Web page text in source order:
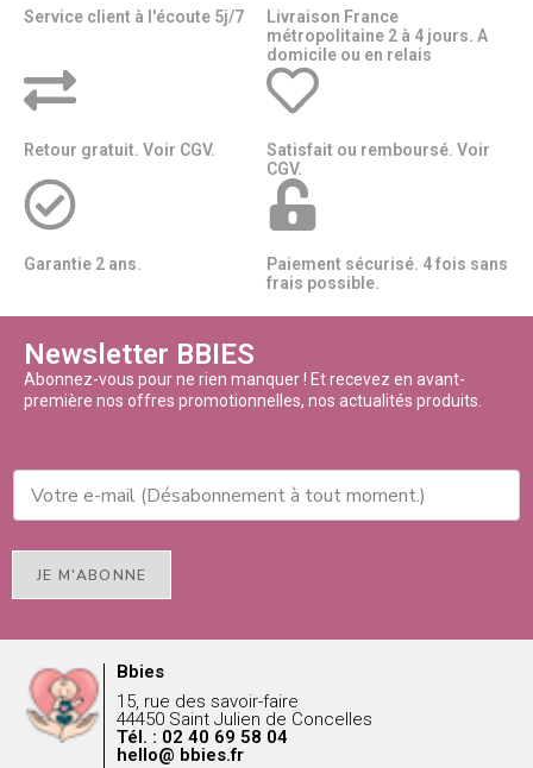
Service client à l'écoute 5j/7
Livraison France
métropolitaine 2 à 4 jours. A
domicile ou en relais​​
Retour gratuit. Voir CGV.
Satisfait ou remboursé. Voir
CGV.
Garantie 2 ans.
Paiement sécurisé. 4 fois sans
frais possible.
Newsletter BBIES
Abonnez-vous pour ne rien manquer ! Et recevez en avant-
première nos offres promotionnelles, nos actualités produits.
JE M'ABONNE
Bbies
15, rue des savoir-faire
44450 Saint Julien de Concelles
Tél. : 02 40 69 58 04
hello@ bbies.fr